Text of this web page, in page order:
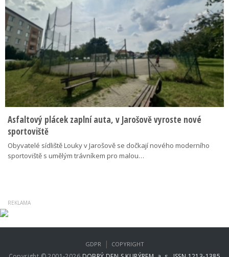
Asfaltový plácek zaplní auta, v Jarošově vyroste nové
sportoviště
Obyvatelé sídliště Louky v Jarošově se dočkají nového moderního
sportoviště s umělým trávníkem pro malou…
GDPR | COPYRIGHT